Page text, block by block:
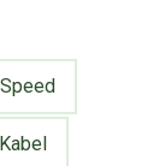
Kabel